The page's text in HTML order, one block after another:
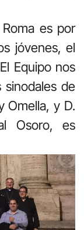
es por
jóvenes, el
Equipo nos
sinodales de
Omella, y D.
Osoro, es